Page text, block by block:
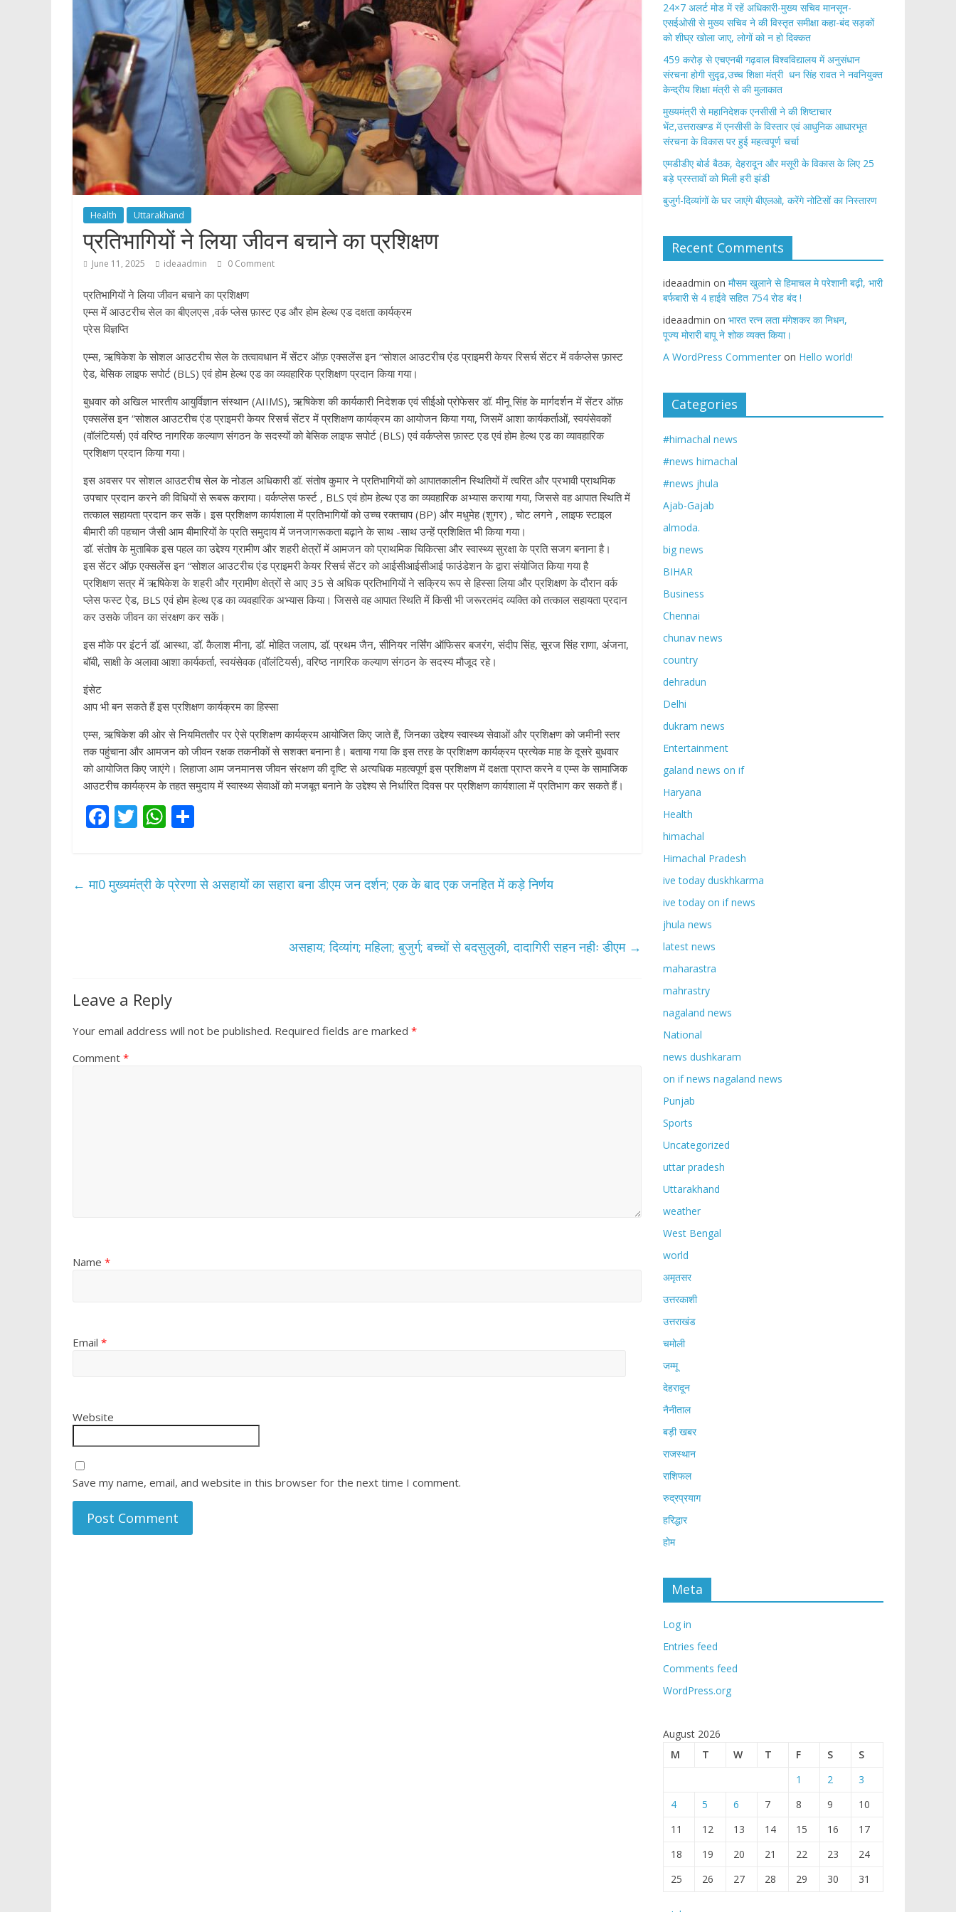
Health Uttarakhand
प्रतिभागियों ने लिया जीवन बचाने का प्रशिक्षण
June 11, 2025 ideaadmin 0 Comment
प्रतिभागियों ने लिया जीवन बचाने का प्रशिक्षण
एम्स में आउटरीच सेल का बीएलएस ,वर्क प्लेस फ़ास्ट एड और होम हेल्थ एड दक्षता कार्यक्रम
प्रेस विज्ञप्ति
एम्स, ऋषिकेश के सोशल आउटरीच सेल के तत्वावधान में सेंटर ऑफ़ एक्सलेंस इन “सोशल आउटरीच एंड प्राइमरी केयर रिसर्च सेंटर में वर्कप्लेस फ़ास्ट
ऐड, बेसिक लाइफ सपोर्ट (BLS) एवं होम हेल्थ एड का व्यवहारिक प्रशिक्षण प्रदान किया गया।
बुधवार को अखिल भारतीय आयुर्विज्ञान संस्थान (AIIMS), ऋषिकेश की कार्यकारी निदेशक एवं सीईओ प्रोफेसर डॉ. मीनू सिंह के मार्गदर्शन में सेंटर ऑफ़
एक्सलेंस इन “सोशल आउटरीच एंड प्राइमरी केयर रिसर्च सेंटर में प्रशिक्षण कार्यक्रम का आयोजन किया गया, जिसमें आशा कार्यकर्ताओं, स्वयंसेवकों
(वॉलंटियर्स) एवं वरिष्ठ नागरिक कल्याण संगठन के सदस्यों को बेसिक लाइफ सपोर्ट (BLS) एवं वर्कप्लेस फ़ास्ट एड एवं होम हेल्थ एड का व्यावहारिक
प्रशिक्षण प्रदान किया गया।
इस अवसर पर सोशल आउटरीच सेल के नोडल अधिकारी डॉ. संतोष कुमार ने प्रतिभागियों को आपातकालीन स्थितियों में त्वरित और प्रभावी प्राथमिक
उपचार प्रदान करने की विधियों से रूबरू कराया। वर्कप्लेस फर्स्ट , BLS एवं होम हेल्थ एड का व्यवहारिक अभ्यास कराया गया, जिससे वह आपात स्थिति में
तत्काल सहायता प्रदान कर सकें। इस प्रशिक्षण कार्यशाला में प्रतिभागियों को उच्च रक्तचाप (BP) और मधुमेह (शुगर) , चोट लगने , लाइफ स्टाइल
बीमारी की पहचान जैसी आम बीमारियों के प्रति समुदाय में जनजागरूकता बढ़ाने के साथ -साथ उन्हें प्रशिक्षित भी किया गया।
डॉ. संतोष के मुताबिक इस पहल का उद्देश्य ग्रामीण और शहरी क्षेत्रों में आमजन को प्राथमिक चिकित्सा और स्वास्थ्य सुरक्षा के प्रति सजग बनाना है।
इस सेंटर ऑफ़ एक्सलेंस इन “सोशल आउटरीच एंड प्राइमरी केयर रिसर्च सेंटर को आईसीआईसीआई फाउंडेशन के द्वारा संयोजित किया गया है
प्रशिक्षण सत्र में ऋषिकेश के शहरी और ग्रामीण क्षेत्रों से आए 35 से अधिक प्रतिभागियों ने सक्रिय रूप से हिस्सा लिया और प्रशिक्षण के दौरान वर्क
प्लेस फस्ट ऐड, BLS एवं होम हेल्थ एड का व्यवहारिक अभ्यास किया। जिससे वह आपात स्थिति में किसी भी जरूरतमंद व्यक्ति को तत्काल सहायता प्रदान
कर उसके जीवन का संरक्षण कर सकें।
इस मौके पर इंटर्न डॉ. आस्था, डॉ. कैलाश मीना, डॉ. मोहित जलाप, डॉ. प्रथम जैन, सीनियर नर्सिंग ऑफिसर बजरंग, संदीप सिंह, सूरज सिंह राणा, अंजना,
बॉबी, साक्षी के अलावा आशा कार्यकर्ता, स्वयंसेवक (वॉलंटियर्स), वरिष्ठ नागरिक कल्याण संगठन के सदस्य मौजूद रहे।
इंसेट
आप भी बन सकते हैं इस प्रशिक्षण कार्यक्रम का हिस्सा
एम्स, ऋषिकेश की ओर से नियमिततौर पर ऐसे प्रशिक्षण कार्यक्रम आयोजित किए जाते हैं, जिनका उद्देश्य स्वास्थ्य सेवाओं और प्रशिक्षण को जमीनी स्तर
तक पहुंचाना और आमजन को जीवन रक्षक तकनीकों से सशक्त बनाना है। बताया गया कि इस तरह के प्रशिक्षण कार्यक्रम प्रत्येक माह के दूसरे बुधवार
को आयोजित किए जाएंगे। लिहाजा आम जनमानस जीवन संरक्षण की दृष्टि से अत्यधिक महत्वपूर्ण इस प्रशिक्षण में दक्षता प्राप्त करने व एम्स के सामाजिक
आउटरीच कार्यक्रम के तहत समुदाय में स्वास्थ्य सेवाओं को मजबूत बनाने के उद्देश्य से निर्धारित दिवस पर प्रशिक्षण कार्यशाला में प्रतिभाग कर सकते हैं।
F
b
T
er
W
s e
← मा0 मुख्यमंत्री के प्रेरणा से असहायों का सहारा बना डीएम जन दर्शन; एक के बाद एक जनहित में कड़े निर्णय
असहाय; दिव्यांग; महिला; बुजुर्ग; बच्चों से बदसुलुकी, दादागिरी सहन नहीः डीएम →
Leave a Reply
Your email address will not be published. Required fields are marked *
Comment *
Name *
Email *
Website
Save my name, email, and website in this browser for the next time I comment.
24×7 अलर्ट मोड में रहें अधिकारी-मुख्य सचिव मानसून-
एसईओसी से मुख्य सचिव ने की विस्तृत समीक्षा कहा-बंद सड़कों
को शीघ्र खोला जाए, लोगों को न हो दिक्कत
459 करोड़ से एचएनबी गढ़वाल विश्वविद्यालय में अनुसंधान
संरचना होगी सुदृढ,उच्च शिक्षा मंत्री धन सिंह रावत ने नवनियुक्त
केन्द्रीय शिक्षा मंत्री से की मुलाकात
मुख्यमंत्री से महानिदेशक एनसीसी ने की शिष्टाचार
भेंट,उत्तराखण्ड में एनसीसी के विस्तार एवं आधुनिक आधारभूत
संरचना के विकास पर हुई महत्वपूर्ण चर्चा
एमडीडीए बोर्ड बैठक, देहरादून और मसूरी के विकास के लिए 25
बड़े प्रस्तावों को मिली हरी झंडी
बुजुर्ग-दिव्यांगों के घर जाएंगे बीएलओ, करेंगे नोटिसों का निस्तारण
Recent Comments
ideaadmin on मौसम खुलाने से हिमाचल मे परेशानी बढ़ी, भारी
बर्फबारी से 4 हाईवे सहित 754 रोड बंद !
ideaadmin on भारत रत्न लता मंगेशकर का निधन,
पूज्य मोरारी बापू ने शोक व्यक्त किया।
A WordPress Commenter on Hello world!
Categories
#himachal news
#news himachal
#news jhula
Ajab-Gajab
almoda.
big news
BIHAR
Business
Chennai
chunav news
country
dehradun
Delhi
dukram news
Entertainment
galand news on if
Haryana
Health
himachal
Himachal Pradesh
ive today duskhkarma
ive today on if news
jhula news
latest news
maharastra
mahrastry
nagaland news
National
news dushkaram
on if news nagaland news
Punjab
Sports
Uncategorized
uttar pradesh
Uttarakhand
weather
West Bengal
world
अमृतसर
उत्तरकाशी
उत्तराखंड
चमोली
जम्मू
देहरादून
नैनीताल
बड़ी खबर
राजस्थान
राशिफल
रुद्रप्रयाग
हरिद्धार
होम
Meta
Log in
Entries feed
Comments feed
WordPress.org
August 2026
M
T W T F S
S
1
2
3
4
5 6 7 8 9
10
11
12 13 14 15 16
17
18
19 20 21 22 23
24
25
26 27 28 29 30 31